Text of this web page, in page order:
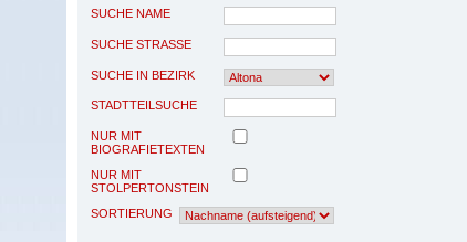
SUCHE NAME
SUCHE STRASSE
SUCHE IN BEZIRK
STADTTEILSUCHE
NUR MIT
BIOGRAFIETEXTEN
NUR MIT
STOLPERTONSTEIN
SORTIERUNG